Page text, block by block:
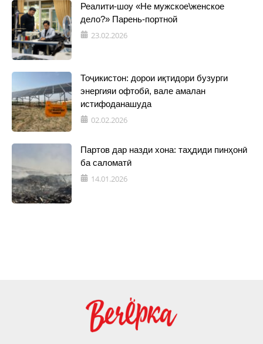
Реалити-шоу «Не мужское\женское
дело?» Парень-портной
23.02.2026
Тоҷикистон: дорои иқтидори бузурги
энергияи офтобӣ, вале амалан
истифоданашуда
02.02.2026
Партов дар назди хона: таҳдиди пинҳонӣ
ба саломатӣ
14.01.2026